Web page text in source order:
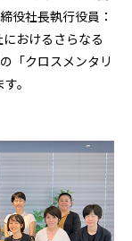
役社長執行役員：
おけるさらなる
「クロスメンタリ
。